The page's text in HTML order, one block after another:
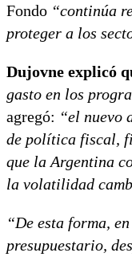
Fondo “continúa
proteger a los
Dujovne explicó
gasto en los
agregó: “el nuevo
de política fiscal,
que la Argentina
la volatilidad
“De esta forma,
presupuestario,